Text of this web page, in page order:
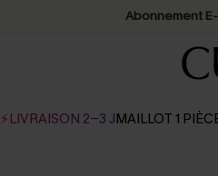
Abonnement
⚡LIVRAISON 2-3 JMAILLOT 1